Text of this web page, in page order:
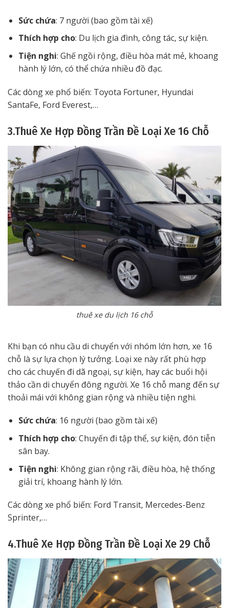
Sức chứa: 7 người (bao gồm tài xế)
Thích hợp cho: Du lịch gia đình, công tác, sự kiện.
Tiện nghi: Ghế ngồi rộng, điều hòa mát mẻ, khoang
hành lý lớn, có thể chứa nhiều đồ đạc.
Các dòng xe phổ biến: Toyota Fortuner, Hyundai
SantaFe, Ford Everest,…
3.Thuê Xe Hợp Đồng Trần Đề Loại Xe 16 Chỗ
thuê xe du lịch 16 chỗ
Khi bạn có nhu cầu di chuyển với nhóm lớn hơn, xe 16
chỗ là sự lựa chọn lý tưởng. Loại xe này rất phù hợp
cho các chuyến đi dã ngoại, sự kiện, hay các buổi hội
thảo cần di chuyển đông người. Xe 16 chỗ mang đến sự
thoải mái với không gian rộng và nhiều tiện nghi.
Sức chứa: 16 người (bao gồm tài xế)
Thích hợp cho: Chuyến đi tập thể, sự kiện, đón tiễn
sân bay.
Tiện nghi: Không gian rộng rãi, điều hòa, hệ thống
giải trí, khoang hành lý lớn.
Các dòng xe phổ biến: Ford Transit, Mercedes-Benz
Sprinter,…
4.Thuê Xe Hợp Đồng Trần Đề Loại Xe 29 Chỗ